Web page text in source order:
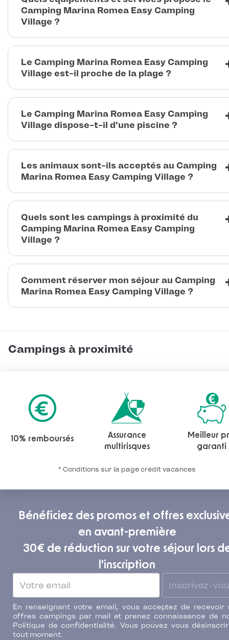
Camping Marina Romea Easy Camping
Village ?
Le Camping Marina Romea Easy Camping
Village est-il proche de la plage ?
Le Camping Marina Romea Easy Camping
Village dispose-t-il d'une piscine ?
Les animaux sont-ils acceptés au Camping
Marina Romea Easy Camping Village ?
Quels sont les campings à proximité du
Camping Marina Romea Easy Camping
Village ?
Comment réserver mon séjour au Camping
Marina Romea Easy Camping Village ?
Campings à proximité
10% remboursés
Assurance
multirisques
Meilleur
garanti
* Conditions sur la page crédit vacances
Bénéficiez des promos et offres
en avant-première
30€ de réduction sur votre séjour lors
l'inscription
Inscrivez-
En renseignant votre email, vous acceptez de recevoir
offres campings par mail et prenez connaissance de
Politique de confidentialité. Vous pouvez vous
tout moment.